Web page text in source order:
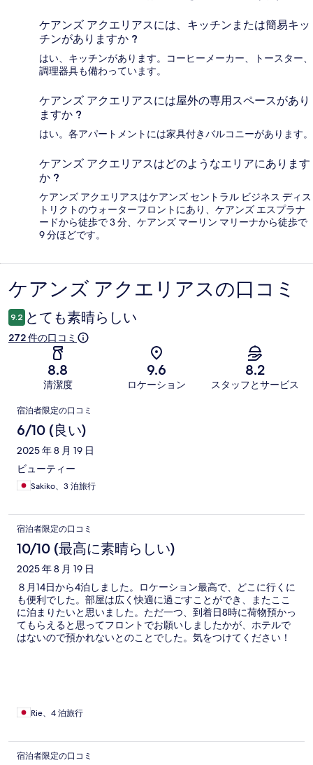
ケアンズ アクエリアスには、キッチンまたは簡易キッ
チンがありますか ?
はい、キッチンがあります。コーヒーメーカー、トースター、
調理器具も備わっています。
ケアンズ アクエリアスには屋外の専用スペースがあり
ますか ?
はい。各アパートメントには家具付きバルコニーがあります。
ケアンズ アクエリアスはどのようなエリアにあります
か ?
ケアンズ アクエリアスはケアンズ セントラル ビジネス ディス
トリクトのウォーターフロントにあり、ケアンズ エスプラナ
ードから徒歩で 3 分、ケアンズ マーリン マリーナから徒歩で
9 分ほどです。
口
コ
ミ
ケアンズ アクエリアスの口コミ
9.2 とても素晴らしい
272 件の口コミ
8.8
清潔度
9.6
ロケーション
8.2
スタッフとサービス
口
コ
ミ
宿泊者限定の口コミ
6/10 (良い)
2025 年 8 月 19 日
ビューティー
Sakiko、3 泊旅行
宿泊者限定の口コミ
10/10 (最高に素晴らしい)
2025 年 8 月 19 日
８月14日から4泊しました。ロケーション最高で、どこに行くに
も便利でした。部屋は広く快適に過ごすことができ、またここ
に泊まりたいと思いました。ただ一つ、到着日8時に荷物預かっ
てもらえると思ってフロントでお願いしましたかが、ホテルで
はないので預かれないとのことでした。気をつけてください！
Rie、4 泊旅行
宿泊者限定の口コミ